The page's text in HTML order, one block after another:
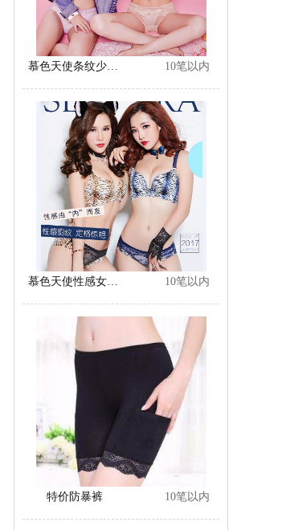
慕色天使条纹少女小胸性感无痕4D记忆保健内衣无钢圈聚拢文胸套装 10笔以内
慕色天使性感女神豹纹4D记忆棉保健内衣聚拢调整无钢圈文胸套装 10笔以内
特价防暴裤 10笔以内